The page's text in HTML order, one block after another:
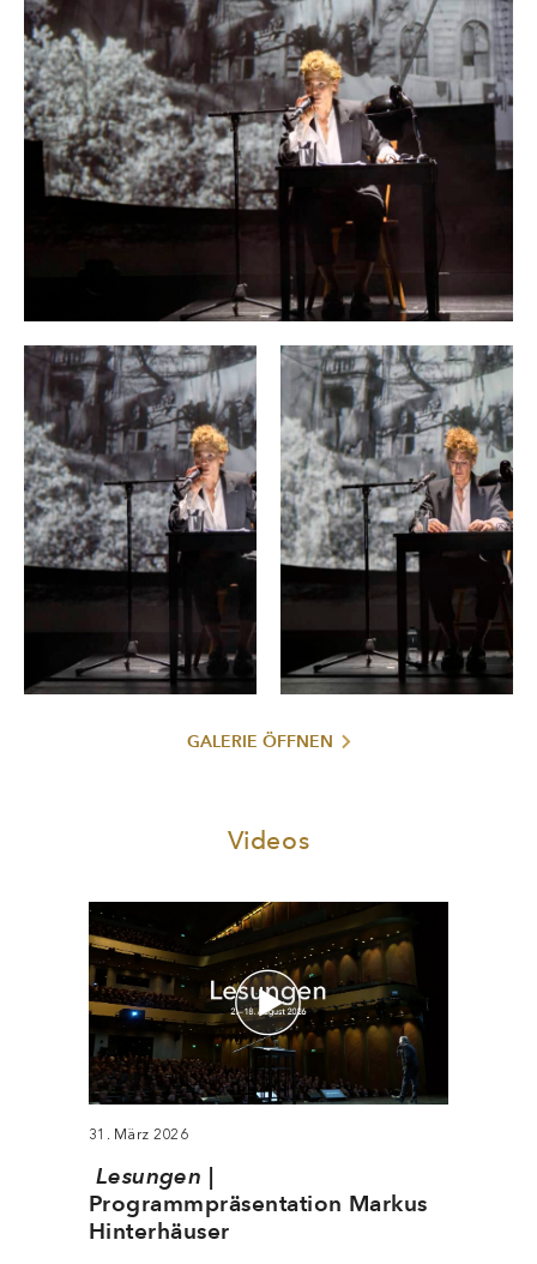
GALERIE ÖFFNEN
Videos
31. März 2026
Lesungen |
Programmpräsentation Markus
Hinterhäuser